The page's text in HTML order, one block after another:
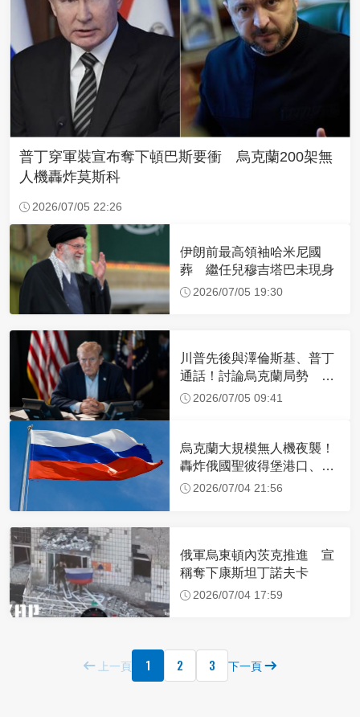
普丁穿軍裝宣布奪下頓巴斯要衝 烏克蘭200架無
人機轟炸莫斯科
2026/07/05 22:26
伊朗前最高領袖哈米尼國
葬 繼任兒穆吉塔巴未現身
2026/07/05 19:30
川普先後與澤倫斯基、普丁
通話！討論烏克蘭局勢 談
話內容曝光
2026/07/05 09:41
烏克蘭大規模無人機夜襲！
轟炸俄國聖彼得堡港口、石
油設施
2026/07/04 21:56
俄軍烏東頓內茨克推進 宣
稱奪下康斯坦丁諾夫卡
2026/07/04 17:59
上一頁 1 2 3 下一頁